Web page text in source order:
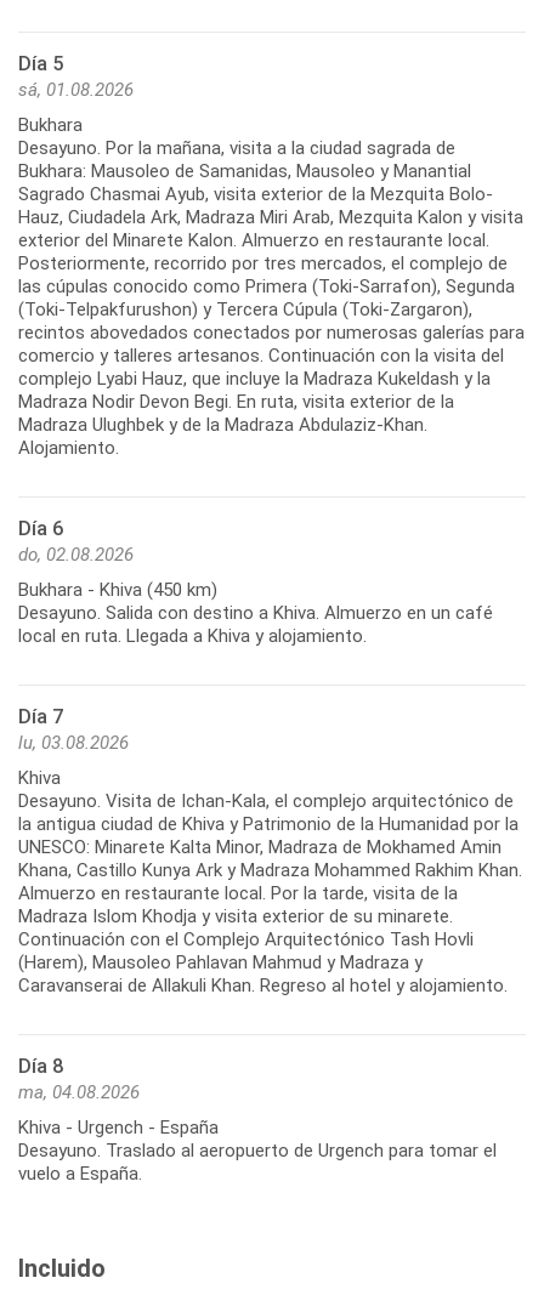
Día 5
sá, 01.08.2026
Bukhara
Desayuno. Por la mañana, visita a la ciudad sagrada de
Bukhara: Mausoleo de Samanidas, Mausoleo y Manantial
Sagrado Chasmai Ayub, visita exterior de la Mezquita Bolo-
Hauz, Ciudadela Ark, Madraza Miri Arab, Mezquita Kalon y visita
exterior del Minarete Kalon. Almuerzo en restaurante local.
Posteriormente, recorrido por tres mercados, el complejo de
las cúpulas conocido como Primera (Toki-Sarrafon), Segunda
(Toki-Telpakfurushon) y Tercera Cúpula (Toki-Zargaron),
recintos abovedados conectados por numerosas galerías para
comercio y talleres artesanos. Continuación con la visita del
complejo Lyabi Hauz, que incluye la Madraza Kukeldash y la
Madraza Nodir Devon Begi. En ruta, visita exterior de la
Madraza Ulughbek y de la Madraza Abdulaziz-Khan.
Día 6
do, 02.08.2026
Bukhara - Khiva (450 km)
Desayuno. Salida con destino a Khiva. Almuerzo en un café
Día 7
lu, 03.08.2026
Khiva
Desayuno. Visita de Ichan-Kala, el complejo arquitectónico de
la antigua ciudad de Khiva y Patrimonio de la Humanidad por la
UNESCO: Minarete Kalta Minor, Madraza de Mokhamed Amin
Khana, Castillo Kunya Ark y Madraza Mohammed Rakhim Khan.
Almuerzo en restaurante local. Por la tarde, visita de la
Madraza Islom Khodja y visita exterior de su minarete.
Continuación con el Complejo Arquitectónico Tash Hovli
(Harem), Mausoleo Pahlavan Mahmud y Madraza y
Día 8
ma, 04.08.2026
Khiva - Urgench - España
Desayuno. Traslado al aeropuerto de Urgench para tomar el
Incluido